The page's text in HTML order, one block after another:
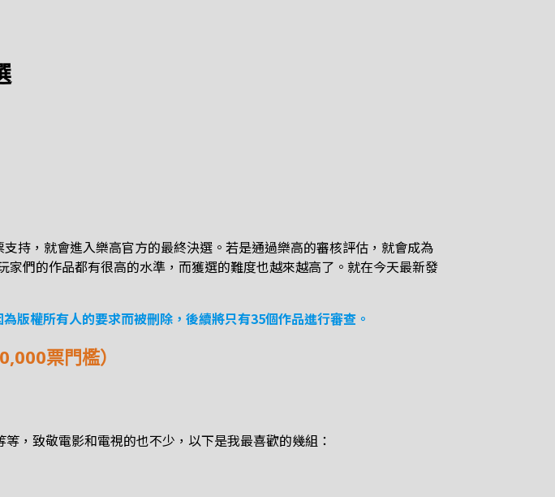
持，就會進入樂高官方的最終決選。若是通過樂高的審核評估，就會成為
們的作品都有很高的水準，而獲選的難度也越來越高了。就在今天最新發
權所有人的要求而被刪除，後續將只有35個作品進行審查。
票門檻）
，致敬電影和電視的也不少，以下是我最喜歡的幾組：